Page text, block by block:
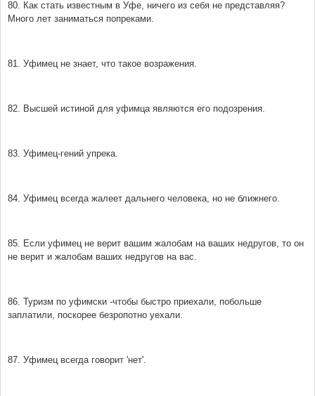
80. Как стать известным в Уфе, ничего из себя не представляя?
Много лет заниматься попреками.
81. Уфимец не знает, что такое возражения.
82. Высшей истиной для уфимца являются его подозрения.
83. Уфимец-гений упрека.
84. Уфимец всегда жалеет дальнего человека, но не ближнего.
85. Если уфимец не верит вашим жалобам на ваших недругов, то он
не верит и жалобам ваших недругов на вас.
86. Туризм по уфимски -чтобы быстро приехали, побольше
заплатили, поскорее безропотно уехали.
87. Уфимец всегда говорит 'нет'.